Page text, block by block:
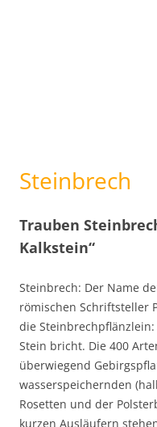
Steinbrech
Trauben
Kalkstein“
Steinbrech: Der Name
römischen Schriftsteller
die Steinbrechpflänzlein:
Stein bricht. Die 400
überwiegend
wasserspeichernden
Rosetten und der
kurzen Ausläufern